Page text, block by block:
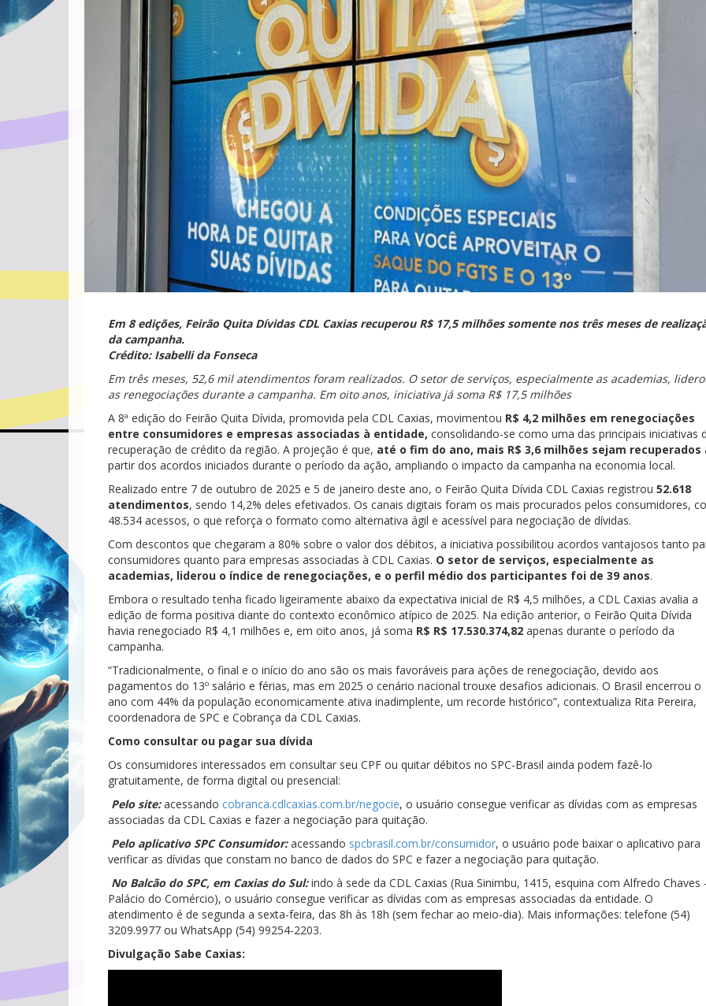
Em 8 edições, Feirão Quita Dívidas CDL Caxias recuperou R$ 17,5 milhões somente nos três meses de
da campanha.
Crédito: Isabelli da Fonseca
Em três meses, 52,6 mil atendimentos foram realizados. O setor de serviços, especialmente as academias,
as renegociações durante a campanha. Em oito anos, iniciativa já soma R$ 17,5 milhões
A 8ª edição do Feirão Quita Dívida, promovida pela CDL Caxias, movimentou R$ 4,2 milhões em renegociações
entre consumidores e empresas associadas à entidade, consolidando-se como uma das principais iniciativas
recuperação de crédito da região. A projeção é que, até o fim do ano, mais R$ 3,6 milhões sejam recuperados
partir dos acordos iniciados durante o período da ação, ampliando o impacto da campanha na economia local.
Realizado entre 7 de outubro de 2025 e 5 de janeiro deste ano, o Feirão Quita Dívida CDL Caxias registrou 52.618
atendimentos, sendo 14,2% deles efetivados. Os canais digitais foram os mais procurados pelos consumidores,
48.534 acessos, o que reforça o formato como alternativa ágil e acessível para negociação de dívidas.
Com descontos que chegaram a 80% sobre o valor dos débitos, a iniciativa possibilitou acordos vantajosos tanto
consumidores quanto para empresas associadas à CDL Caxias. O setor de serviços, especialmente as
academias, liderou o índice de renegociações, e o perfil médio dos participantes foi de 39 anos.
Embora o resultado tenha ficado ligeiramente abaixo da expectativa inicial de R$ 4,5 milhões, a CDL Caxias avalia a
edição de forma positiva diante do contexto econômico atípico de 2025. Na edição anterior, o Feirão Quita Dívida
havia renegociado R$ 4,1 milhões e, em oito anos, já soma R$ R$ 17.530.374,82 apenas durante o período da
campanha.
“Tradicionalmente, o final e o início do ano são os mais favoráveis para ações de renegociação, devido aos
pagamentos do 13º salário e férias, mas em 2025 o cenário nacional trouxe desafios adicionais. O Brasil encerrou o
ano com 44% da população economicamente ativa inadimplente, um recorde histórico”, contextualiza Rita Pereira,
coordenadora de SPC e Cobrança da CDL Caxias.
Como consultar ou pagar sua dívida
Os consumidores interessados em consultar seu CPF ou quitar débitos no SPC-Brasil ainda podem fazê-lo
gratuitamente, de forma digital ou presencial:
Pelo site: acessando cobranca.cdlcaxias.com.br/negocie, o usuário consegue verificar as dívidas com as empresas
associadas da CDL Caxias e fazer a negociação para quitação.
Pelo aplicativo SPC Consumidor:acessando spcbrasil.com.br/consumidor, o usuário pode baixar o aplicativo para
verificar as dívidas que constam no banco de dados do SPC e fazer a negociação para quitação.
No Balcão do SPC, em Caxias do Sul: indo à sede da CDL Caxias (Rua Sinimbu, 1415, esquina com Alfredo Chaves
Palácio do Comércio), o usuário consegue verificar as dívidas com as empresas associadas da entidade. O
atendimento é de segunda a sexta-feira, das 8h às 18h (sem fechar ao meio-dia). Mais informações: telefone (54)
3209.9977 ou WhatsApp (54) 99254-2203.
Divulgação Sabe Caxias: